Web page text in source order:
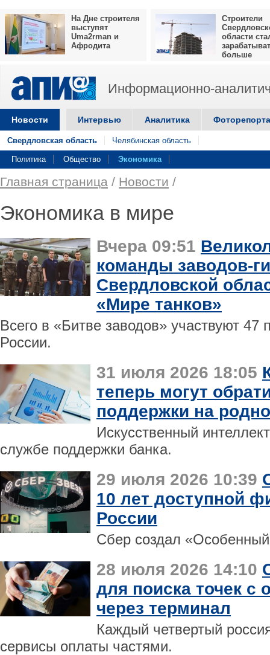
На Дне строителя
выступят
Uma2rman и
Афродита
Строители
области
больше
Информационно-
Новости Интервью Аналитика
Свердловская область Челябинская область
Политика Общество Экономика
Главная страница / Новости /
Экономика в мире
Вчера 09:51
команды заводов-
Свердловской
«Мире танков»
Всего в «Битве заводов» участвуют 47
России.
31 июля 2026 18:05
теперь могут
поддержки на
Искусственный
службе поддержки банка.
29 июля 2026 10:39
10 лет доступной
России
Сбер создал
28 июля 2026 14:10
для поиска точек с
через терминал
Каждый четвертый
сервисы оплаты частями.